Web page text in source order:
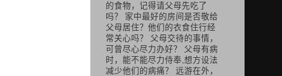
的食物，记得请父母先吃了
吗？ 家中最好的房间是否敬给
父母居住？他们的衣食住行经
常关心吗？ 父母交待的事情，
可曾尽心尽力办好？ 父母有病
时，能不能尽力侍奉,想方设法
减少他们的病痛？ 远游在外，